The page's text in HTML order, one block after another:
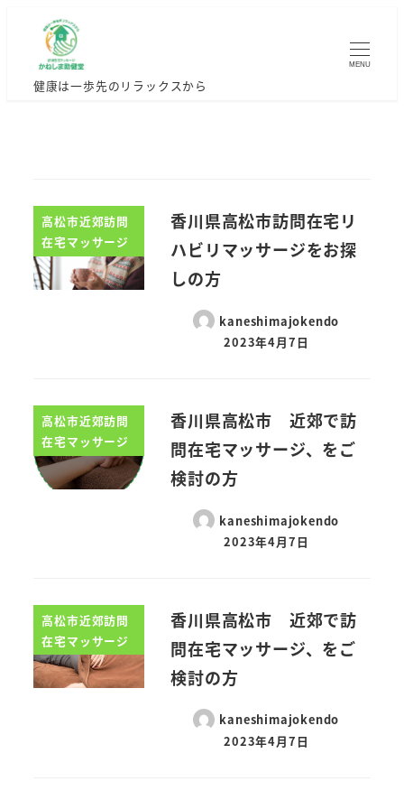
健康は一歩先のリラックスから
MENU
高松市近郊訪問
在宅マッサージ
香川県高松市訪問在宅リ
ハビリマッサージをお探
しの方
kaneshimajokendo
2023年4月7日
高松市近郊訪問
在宅マッサージ
香川県高松市 近郊で訪
問在宅マッサージ、をご
検討の方
kaneshimajokendo
2023年4月7日
高松市近郊訪問
在宅マッサージ
香川県高松市 近郊で訪
問在宅マッサージ、をご
検討の方
kaneshimajokendo
2023年4月7日